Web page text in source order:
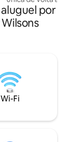
natureza. Relaxe
privada com vista
desfrute dos
(dependendo da
parques
algumas das mais
praias de Victoria.
por
Wi-Fi